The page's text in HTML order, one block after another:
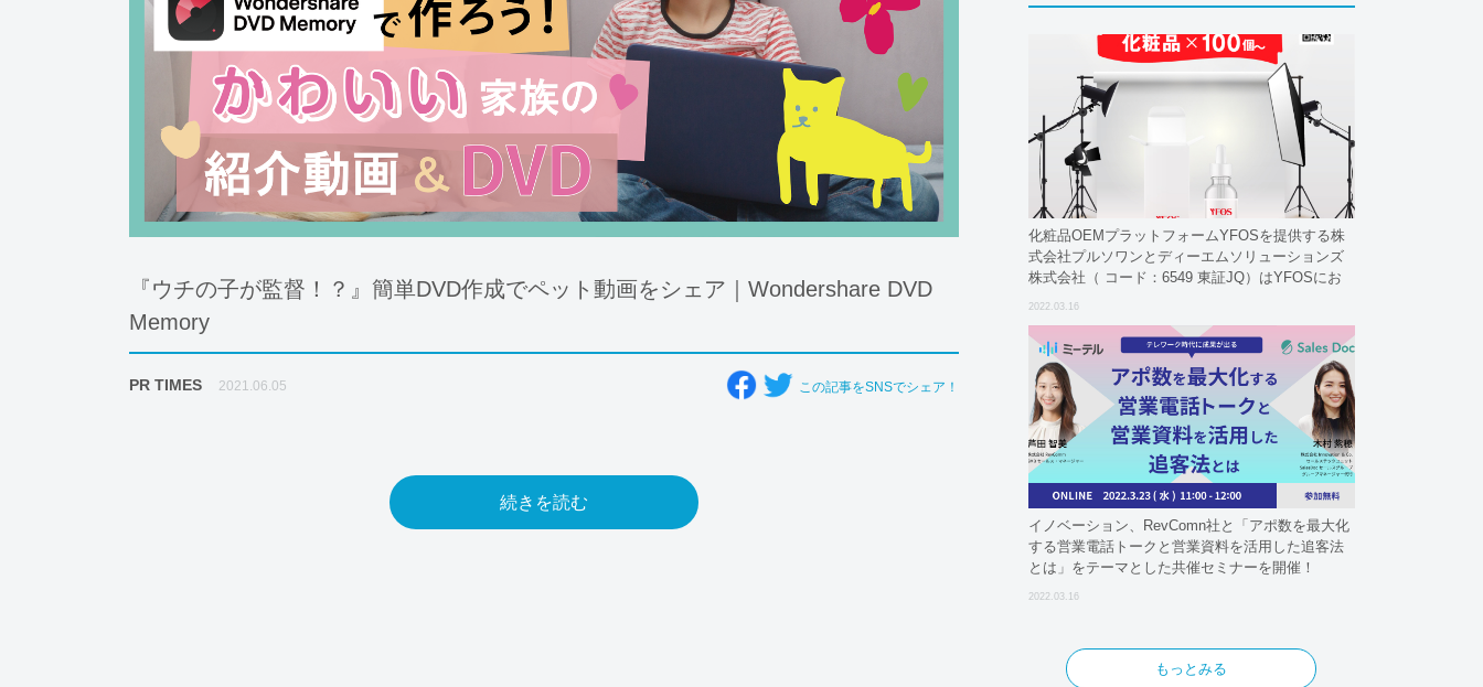
『ウチの子が監督！？』簡単DVD作成でペット動画をシェア｜Wondershare DVD
Memory
PR TIMES 2021.06.05 この記事をSNSでシェア！
続きを読む
化粧品OEMプラットフォームYFOSを提供する株
式会社プルソワンとディーエムソリューションズ
株式会社（ コード：6549 東証JQ）はYFOSにお
2022.03.16
イノベーション、RevComn社と「アポ数を最大化
する営業電話トークと営業資料を活用した追客法
とは」をテーマとした共催セミナーを開催！
2022.03.16
もっとみる